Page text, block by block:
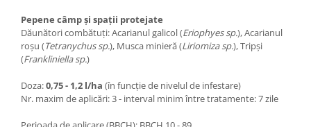
Pepene câmp și spații protejate
Dăunători combătuți: Acarianul galicol (Eriophyes sp.), Acarianul
roșu (Tetranychus sp.), Musca minieră (Liriomiza sp.), Tripși
(Frankliniella sp.)
Doza:0,75 - 1,2 l/ha (în funcție de nivelul de infestare)
Nr. maxim de aplicări: 3 - interval minim între tratamente: 7 zile